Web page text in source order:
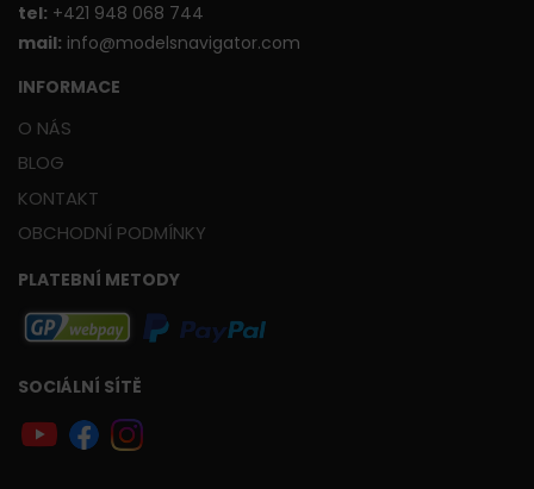
tel: +421 948 068 744
mail: info@modelsnavigator.com
INFORMACE
O NÁS
BLOG
KONTAKT
OBCHODNÍ PODMÍNKY
PLATEBNÍ METODY
SOCIÁLNÍ SÍTĚ